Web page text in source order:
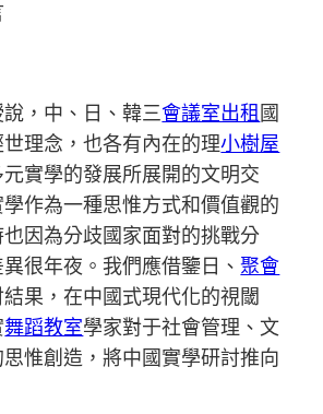
，中、日、韓三會議室出租國
理念，也各有內在的理小樹屋
實學的發展所展開的文明交
作為一種思惟方式和價值觀的
因為分歧國家面對的挑戰分
很年夜。我們應借鑒日、聚會
果，在中國式現代化的視閾
舞蹈教室學家對于社會管理、文
惟創造，將中國實學研討推向